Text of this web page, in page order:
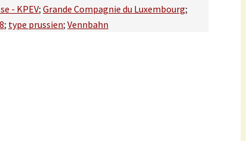
- KPEV; Grande Compagnie du Luxembourg;
; type prussien; Vennbahn